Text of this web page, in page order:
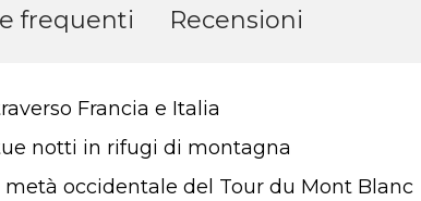
frequenti
Recensioni
Francia e Italia
notti in rifugi di montagna
metà occidentale del Tour du Mont Blanc